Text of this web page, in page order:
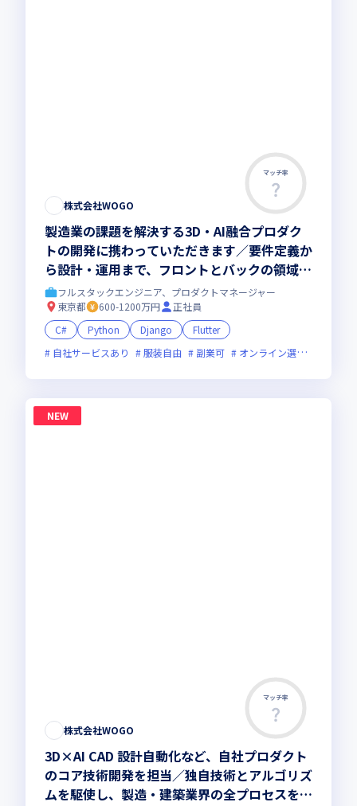
マッチ率
株式会社WOGO
製造業の課題を解決する3D・AI融合プロダク
トの開発に携わっていただきます／要件定義か
ら設計・運用まで、フロントとバックの領域を
越えたフルスタックな開発に挑めます
フルスタックエンジニア、プロダクトマネージャー
東京都
600-1200万円
正社員
C#
Python Django
Flutter
自社サービスあり
服装自由 副業可 オンライン選考可
NEW
マッチ率
株式会社WOGO
3D×AI CAD 設計自動化など、自社プロダクト
のコア技術開発を担当／独自技術とアルゴリズ
ムを駆使し、製造・建築業界の全プロセスを刷